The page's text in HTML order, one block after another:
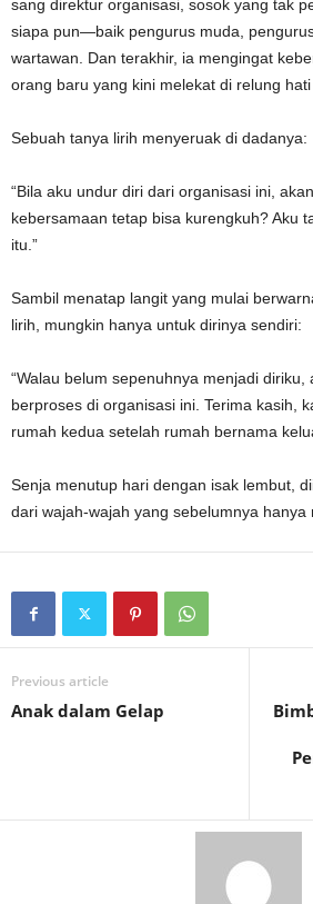
sang direktur organisasi, sosok yang tak
siapa pun—baik pengurus muda,
wartawan. Dan terakhir, ia mengingat
orang baru yang kini melekat di relung
Sebuah tanya lirih menyeruak di dadanya:
“Bila aku undur diri dari organisasi ini,
kebersamaan tetap bisa kurengkuh? Aku
itu.”
Sambil menatap langit yang mulai
lirih, mungkin hanya untuk dirinya sendiri:
“Walau belum sepenuhnya menjadi
berproses di organisasi ini. Terima kasih,
rumah kedua setelah rumah bernama
Senja menutup hari dengan isak lembut,
dari wajah-wajah yang sebelumnya hanya
Previous article
Anak dalam Gelap